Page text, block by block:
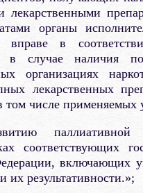
лекарственными
органы
вправе в
в случае наличия
организациях
лекарственных
том числе применяемых
соответствующих
включающих
их результативности.»;